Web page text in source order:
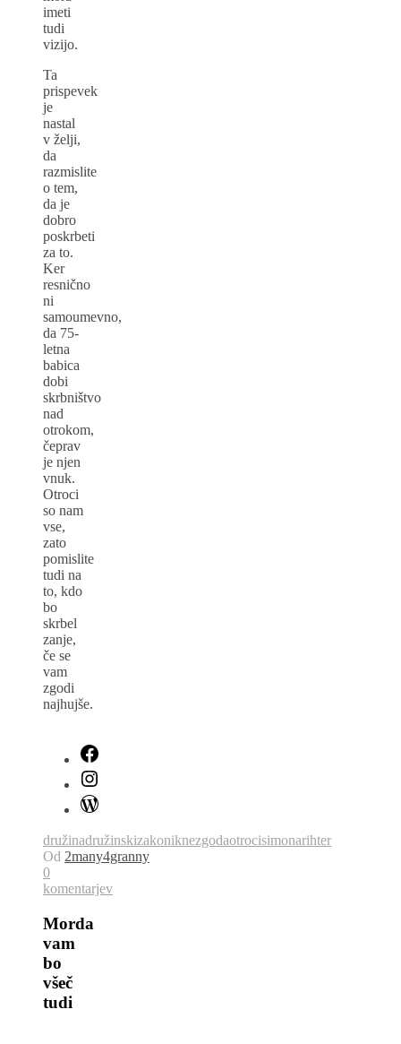
imeti
tudi
vizijo.
Ta
prispevek
je
nastal
v želji,
da
razmislite
o tem,
da je
dobro
poskrbeti
za to.
Ker
resnično
ni
samoumevno,
da 75-
letna
babica
dobi
skrbništvo
nad
otrokom,
čeprav
je njen
vnuk.
Otroci
so nam
vse,
zato
pomislite
tudi na
to, kdo
bo
skrbel
zanje,
če se
vam
zgodi
najhujše.
družinadružinskizakoniknezgodaotrocisimonarihter
Od 2many4granny
0
komentarjev
Morda
vam
bo
všeč
tudi